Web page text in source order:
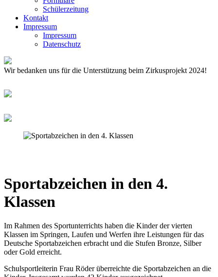
Schülerzeitung
Kontakt
Impressum
Impressum
Datenschutz
Wir bedanken uns für die Unterstützung beim Zirkusprojekt 2024!
Sportabzeichen in den 4.
Klassen
Im Rahmen des Sportunterrichts haben die Kinder der vierten
Klassen im Springen, Laufen und Werfen ihre Leistungen für das
Deutsche Sportabzeichen erbracht und die Stufen Bronze, Silber
oder Gold erreicht.
Schulsportleiterin Frau Röder überreichte die Sportabzeichen an die